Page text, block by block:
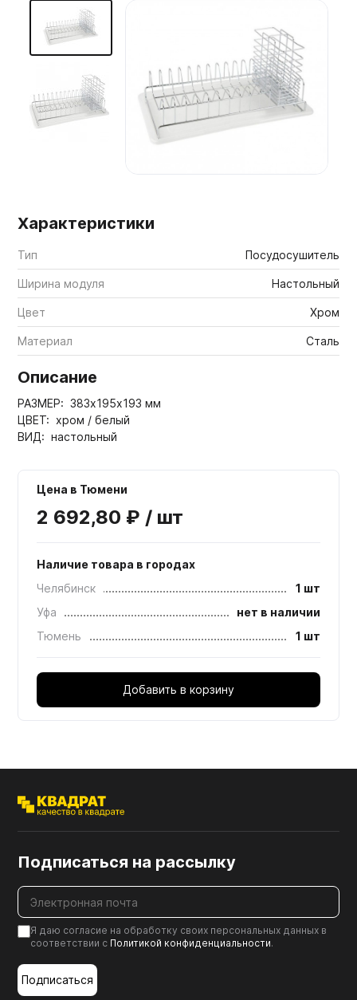
Мебельные образцы, каталоги
Характеристики
Тип Посудосушитель
Ширина модуля Настольный
Цвет Хром
Материал Сталь
Описание
РАЗМЕР: 383х195х193 мм
ЦВЕТ: хром / белый
ВИД: настольный
Цена в Тюмени
2 692,80 ₽ / шт
Наличие товара в городах
Челябинск
1 шт
Уфа
нет в наличии
Тюмень
1 шт
Добавить в корзину
Подписаться на рассылку
Я даю согласие на обработку своих персональных данных в
соответствии с Политикой конфиденциальности.
Подписаться